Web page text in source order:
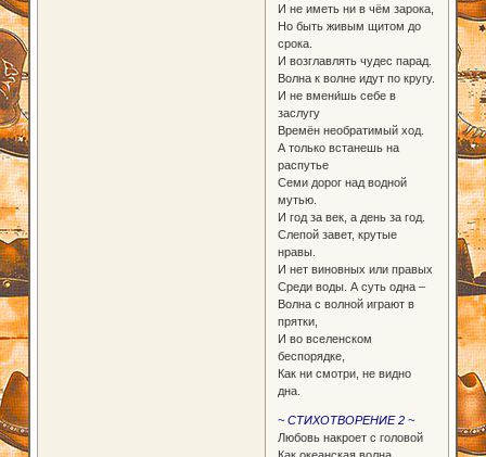
И не иметь ни в чём зарока,
Но быть живым щитом до
срока.
И возглавлять чудес парад.
Волна к волне идут по кругу.
И не вмени́шь себе в
заслугу
Времён необратимый ход.
А только встанешь на
распутье
Семи дорог над водной
мутью.
И год за век, а день за год.
Слепой завет, крутые
нравы.
И нет виновных или правых
Среди воды. А суть одна –
Волна с волной играют в
прятки,
И во вселенском
беспорядке,
Как ни смотри, не видно
дна.
~ СТИХОТВОРЕНИЕ 2 ~
Любовь накроет с головой
Как океанская волна